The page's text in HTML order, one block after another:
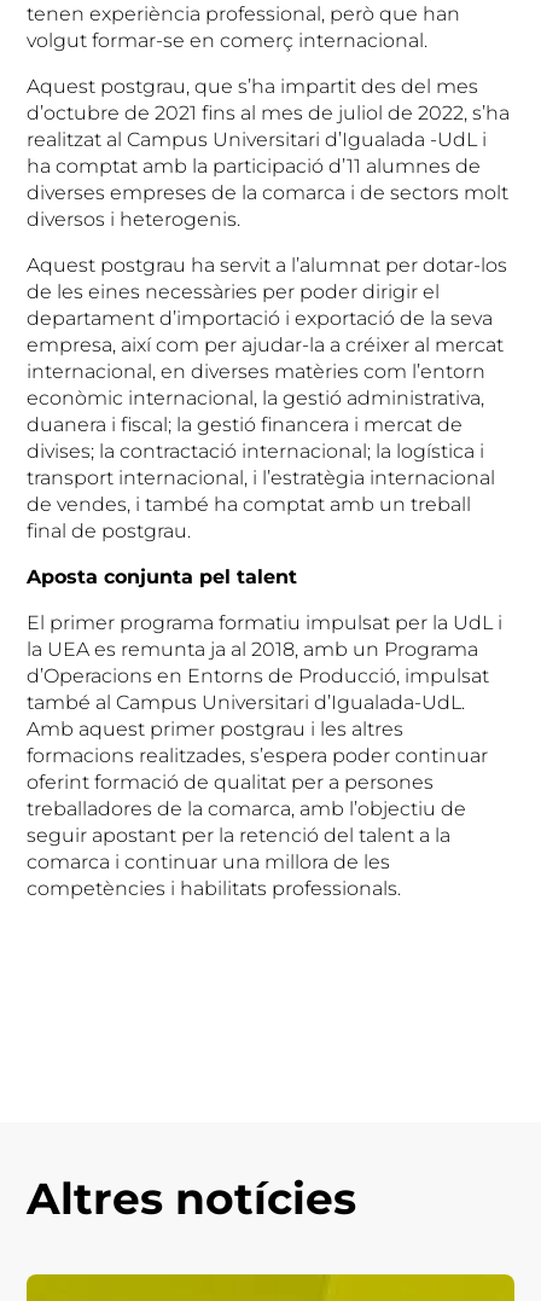
tenen experiència professional, però que han
volgut formar-se en comerç internacional.
Aquest postgrau, que s’ha impartit des del mes
d’octubre de 2021 fins al mes de juliol de 2022, s’ha
realitzat al Campus Universitari d’Igualada -UdL i
ha comptat amb la participació d’11 alumnes de
diverses empreses de la comarca i de sectors molt
diversos i heterogenis.
Aquest postgrau ha servit a l’alumnat per dotar-los
de les eines necessàries per poder dirigir el
departament d’importació i exportació de la seva
empresa, així com per ajudar-la a créixer al mercat
internacional, en diverses matèries com l’entorn
econòmic internacional, la gestió administrativa,
duanera i fiscal; la gestió financera i mercat de
divises; la contractació internacional; la logística i
transport internacional, i l’estratègia internacional
de vendes, i també ha comptat amb un treball
final de postgrau.
Aposta conjunta pel talent
El primer programa formatiu impulsat per la UdL i
la UEA es remunta ja al 2018, amb un Programa
d’Operacions en Entorns de Producció, impulsat
també al Campus Universitari d’Igualada-UdL.
Amb aquest primer postgrau i les altres
formacions realitzades, s’espera poder continuar
oferint formació de qualitat per a persones
treballadores de la comarca, amb l’objectiu de
seguir apostant per la retenció del talent a la
comarca i continuar una millora de les
competències i habilitats professionals.
Altres notícies